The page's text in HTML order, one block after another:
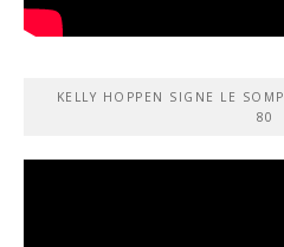
KELLY HOPPEN SIGNE LE
80